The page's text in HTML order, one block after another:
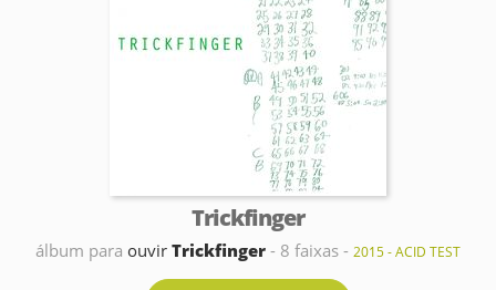
Trickfinger
álbum para ouvir Trickfinger - 8 faixas - 2015 - ACID TEST